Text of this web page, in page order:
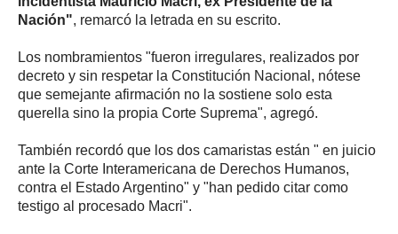
Nación", remarcó la letrada en su escrito.
Los nombramientos "fueron irregulares, realizados por
decreto y sin respetar la Constitución Nacional, nótese
que semejante afirmación no la sostiene solo esta
querella sino la propia Corte Suprema", agregó.
También recordó que los dos camaristas están " en juicio
ante la Corte Interamericana de Derechos Humanos,
contra el Estado Argentino" y "han pedido citar como
testigo al procesado Macri".